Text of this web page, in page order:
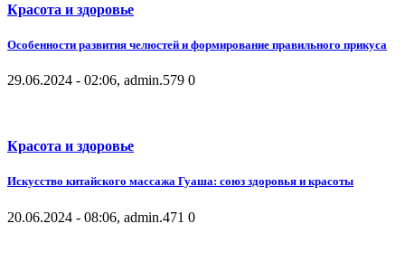
Красота и здоровье
Особенности развития челюстей и формирование правильного прикуса
29.06.2024 - 02:06, admin.579 0
Красота и здоровье
Искусство китайского массажа Гуаша: союз здоровья и красоты
20.06.2024 - 08:06, admin.471 0